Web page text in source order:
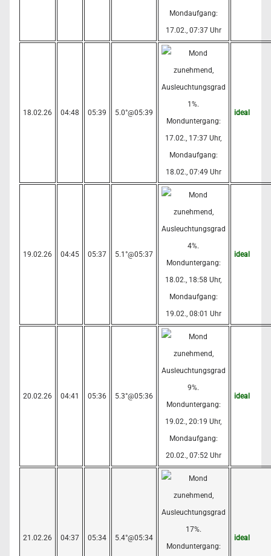
18.02.26 04:48 05:39 5.0°@05:39 ideal
19.02.26 04:45 05:37 5.1°@05:37 ideal
20.02.26 04:41 05:36 5.3°@05:36 ideal
21.02.26 04:37 05:34 5.4°@05:34 ideal